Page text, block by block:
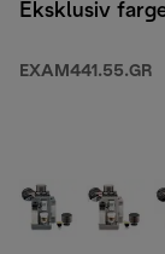
Eksklusiv
EXAM441.55.GR